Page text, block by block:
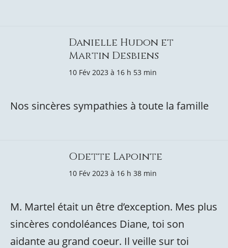
Danielle Hudon et
Martin Desbiens
10 Fév 2023 à 16 h 53 min
Nos sincères sympathies à toute la famille
Odette Lapointe
10 Fév 2023 à 16 h 38 min
M. Martel était un être d’exception. Mes plus
sincères condoléances Diane, toi son
aidante au grand coeur. Il veille sur toi